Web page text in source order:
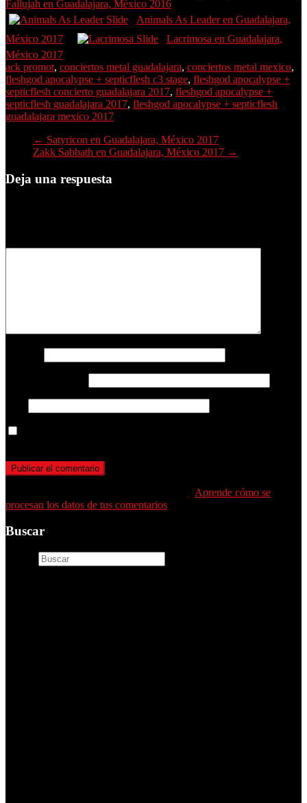
Fallujah en Guadalajara, México 2016
Animals As Leader en Guadalajara,
México 2017
Lacrimosa en Guadalajara,
México 2017
ack promot, conciertos metal guadalajara, conciertos metal mexico,
fleshgod apocalypse + septicflesh c3 stage, fleshgod apocalypse +
septicflesh concierto guadalajara 2017, fleshgod apocalypse +
septicflesh guadalajara 2017, fleshgod apocalypse + septicflesh
guadalajara mexico 2017
← Satyricon en Guadalajara, México 2017
Zakk Sabbath en Guadalajara, México 2017 →
Deja una respuesta
Aprende cómo se
procesan los datos de tus comentarios
Buscar